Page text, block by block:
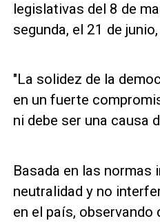
legislativas del 8 de
segunda, el 21 de
"La solidez de la
en un fuerte
ni debe ser una causa
Basada en las normas
neutralidad y no
en el país,